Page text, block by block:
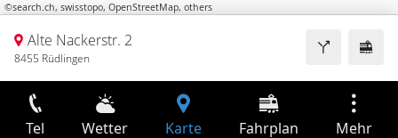
©search.ch, swisstopo, OpenStreetMap, others
Alte Nackerstr. 2
8455 Rüdlingen
Tel Wetter Karte Fahrplan Mehr